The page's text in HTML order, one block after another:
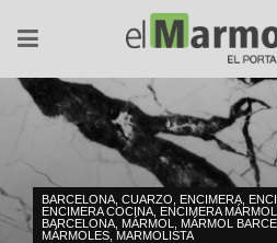
BARCELONA CUARZO ENCIMERA
ENCIMERA COCINA ENCIMERA MÁRMOL
BARCELONA MÁRMOL MÁRMOL
MÁRMOLES MARMOLISTA